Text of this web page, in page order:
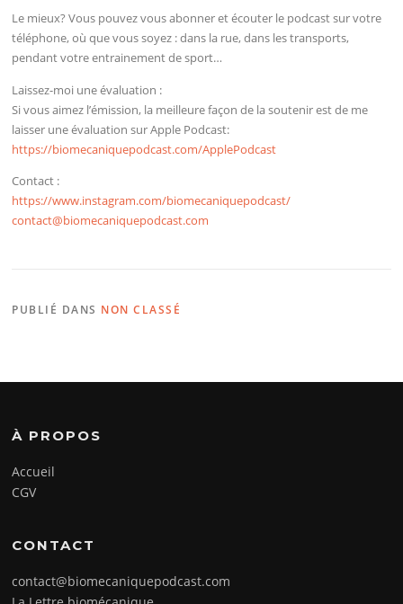
Le mieux? Vous pouvez vous abonner et écouter le podcast sur votre
téléphone, où que vous soyez : dans la rue, dans les transports,
pendant votre entrainement de sport…
Laissez-moi une évaluation :
Si vous aimez l’émission, la meilleure façon de la soutenir est de me
laisser une évaluation sur Apple Podcast:
https://biomecaniquepodcast.com/ApplePodcast
Contact :
https://www.instagram.com/biomecaniquepodcast/
contact@biomecaniquepodcast.com
PUBLIÉ DANS NON CLASSÉ
À PROPOS
Accueil
CGV
CONTACT
contact@biomecaniquepodcast.com